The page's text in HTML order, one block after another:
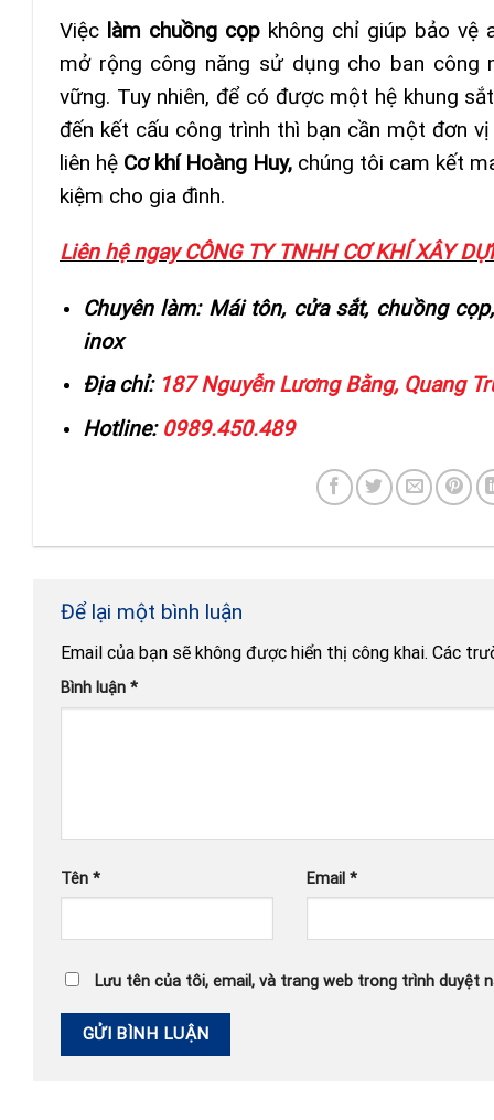
Việc làm chuồng cọp không chỉ giúp bảo vệ
mở rộng công năng sử dụng cho ban công
vững. Tuy nhiên, để có được một hệ khung
đến kết cấu công trình thì bạn cần một đơn
liên hệ Cơ khí Hoàng Huy, chúng tôi cam kết
kiệm cho gia đình.
Liên hệ ngay CÔNG TY TNHH CƠ KHÍ XÂY
Chuyên làm: Mái tôn, cửa sắt, chuồng
inox
Địa chỉ: 187 Nguyễn Lương Bằng, Quang
Hotline: 0989.450.489
Để lại một bình luận
Email của bạn sẽ không được hiển thị công khai. Các
Bình luận *
Tên * Email*
Lưu tên của tôi, email, và trang web trong trình duyệt